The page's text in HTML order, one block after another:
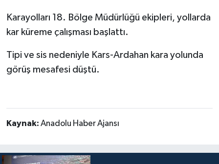
Karayolları 18. Bölge Müdürlüğü ekipleri, yollarda
kar küreme çalışması başlattı.
Tipi ve sis nedeniyle Kars-Ardahan kara yolunda
görüş mesafesi düştü.
Kaynak: Anadolu Haber Ajansı